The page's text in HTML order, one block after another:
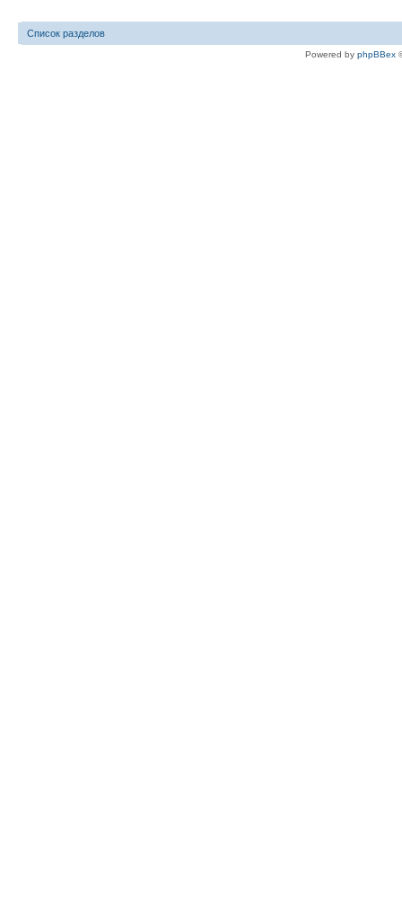
Список разделов
Powered by phpBBex